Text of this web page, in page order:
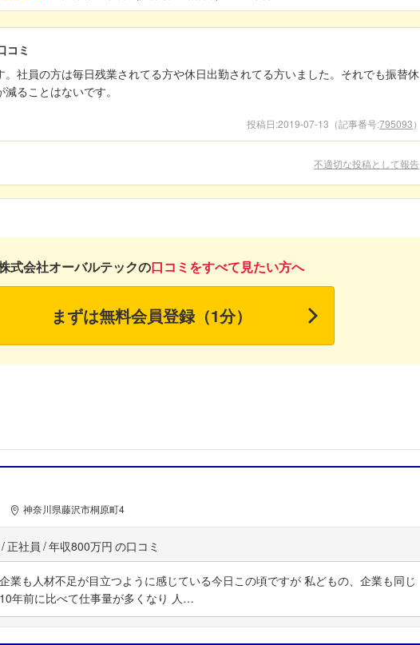
コミ
。社員の方は毎日残業されてる方や休日出勤されてる方いました。それでも振替休
ることはないです。
投稿日:2019-07-13 （記事番号:795093）
不適切な投稿として報告
式会社オーバルテックの口コミをすべて見たい方へ
まずは無料会員登録（1分）
神奈川県藤沢市桐原町4
正社員 年収800万円
業も人材不足が目立つように感じている今日この頃ですが 私どもの、企業も同じ
年前に比べて仕事量が多くなり 人…